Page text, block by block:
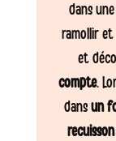
dans
ramollir
et
compte.
dans un